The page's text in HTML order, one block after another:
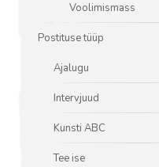
Voolimismass
Postituse tüüp
Ajalugu
Intervjuud
Kunsti ABC
Tee ise